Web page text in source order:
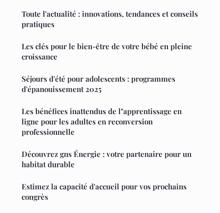
Toute l'actualité : innovations, tendances et conseils
pratiques
Les clés pour le bien-être de votre bébé en pleine
croissance
Séjours d'été pour adolescents : programmes
d'épanouissement 2025
Les bénéfices inattendus de l"apprentissage en
ligne pour les adultes en reconversion
professionnelle
Découvrez gns Énergie : votre partenaire pour un
habitat durable
Estimez la capacité d'accueil pour vos prochains
congrès